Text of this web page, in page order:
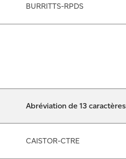
BURRITTS-RPDS
Abréviation de 13 caractères
CAISTOR-CTRE